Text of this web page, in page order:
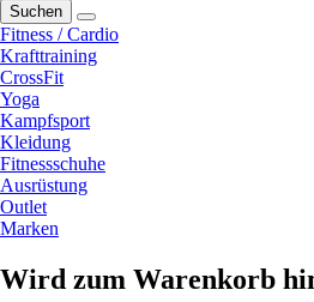
Suchen
Fitness / Cardio
Krafttraining
CrossFit
Yoga
Kampfsport
Kleidung
Fitnessschuhe
Ausrüstung
Outlet
Marken
Wird zum Warenkorb